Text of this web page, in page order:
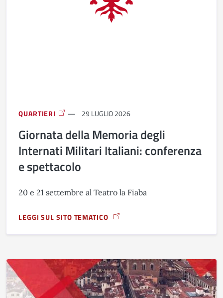
QUARTIERI 29 LUGLIO 2026
Giornata della Memoria degli
Internati Militari Italiani: conferenza
e spettacolo
20 e 21 settembre al Teatro la Fiaba
LEGGI SUL SITO TEMATICO
A PROPOSITO DI GIORNATA DELLA MEMORIA DEGLI